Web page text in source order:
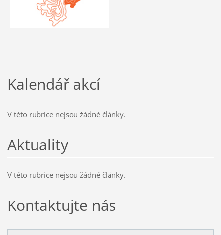
Kalendář akcí
V této rubrice nejsou žádné články.
Aktuality
V této rubrice nejsou žádné články.
Kontaktujte nás